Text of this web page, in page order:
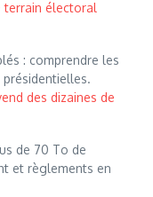
terrain électoral
: comprendre les
des dizaines de
de 70 To de
et règlements en